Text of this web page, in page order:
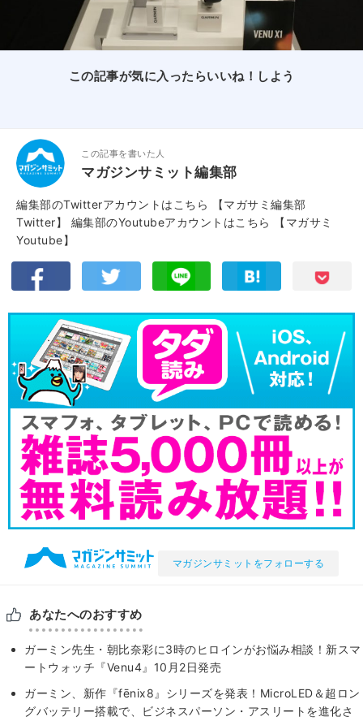
この記事が気に入ったらいいね！しよう
この記事を書いた人
マガジンサミット編集部
編集部のTwitterアカウントはこちら
【マガサミ編集部
Twitter】
編集部のYoutubeアカウントはこちら
【マガサミ
Youtube】
マガジンサミットをフォローする
あなたへのおすすめ
ガーミン先生・朝比奈彩に3時のヒロインがお悩み相談！新スマ
ートウォッチ『Venu4』10月2日発売
ガーミン、新作『fēnix8』シリーズを発表！MicroLED＆超ロン
グバッテリー搭載で、ビジネスパーソン・アスリートを進化さ